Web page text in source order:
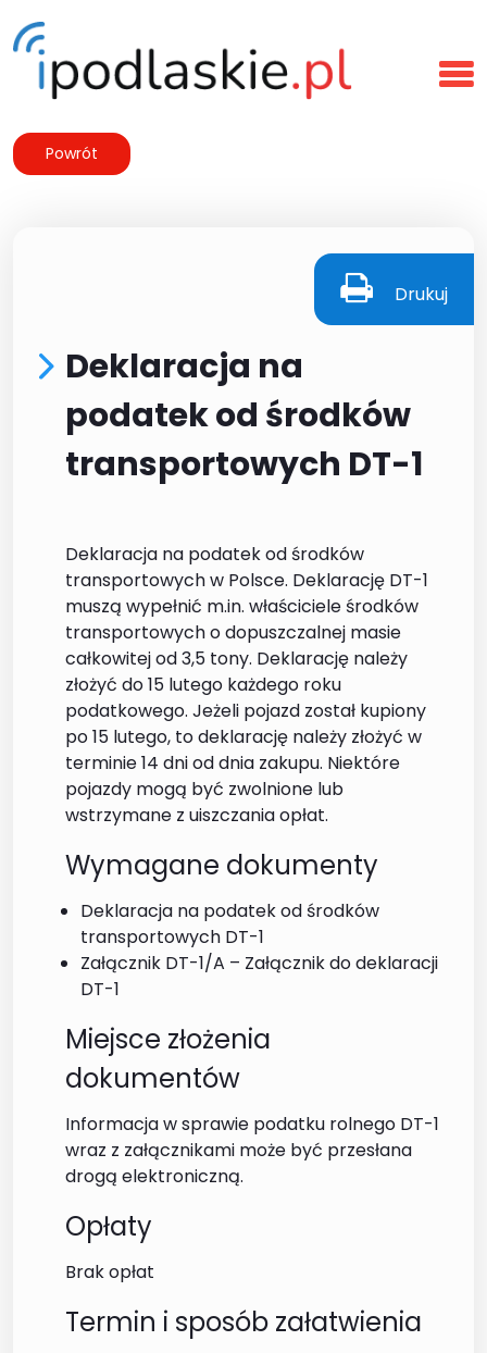
Powrót
Drukuj
Deklaracja na
podatek od środków
transportowych DT-1
Deklaracja na podatek od środków
transportowych w Polsce. Deklarację DT-1
muszą wypełnić m.in. właściciele środków
transportowych o dopuszczalnej masie
całkowitej od 3,5 tony. Deklarację należy
złożyć do 15 lutego każdego roku
podatkowego. Jeżeli pojazd został kupiony
po 15 lutego, to deklarację należy złożyć w
terminie 14 dni od dnia zakupu. Niektóre
pojazdy mogą być zwolnione lub
wstrzymane z uiszczania opłat.
Wymagane dokumenty
Deklaracja na podatek od środków
transportowych DT-1
Załącznik DT-1/A – Załącznik do deklaracji
DT-1
Miejsce złożenia
dokumentów
Informacja w sprawie podatku rolnego DT-1
wraz z załącznikami może być przesłana
drogą elektroniczną.
Opłaty
Brak opłat
Termin i sposób załatwienia